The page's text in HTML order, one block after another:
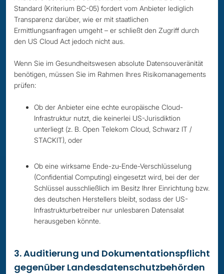
Standard (Kriterium BC-05) fordert vom Anbieter lediglich
Transparenz darüber, wie er mit staatlichen
Ermittlungsanfragen umgeht – er schließt den Zugriff durch
den US Cloud Act jedoch nicht aus.
Wenn Sie im Gesundheitswesen absolute Datensouveränität
benötigen, müssen Sie im Rahmen Ihres Risikomanagements
prüfen:
Ob der Anbieter eine echte europäische Cloud-
Infrastruktur nutzt, die keinerlei US-Jurisdiktion
unterliegt (z. B. Open Telekom Cloud, Schwarz IT /
STACKIT), oder
Ob eine wirksame Ende-zu-Ende-Verschlüsselung
(Confidential Computing) eingesetzt wird, bei der der
Schlüssel ausschließlich im Besitz Ihrer Einrichtung bzw.
des deutschen Herstellers bleibt, sodass der US-
Infrastrukturbetreiber nur unlesbaren Datensalat
herausgeben könnte.
3. Auditierung und Dokumentationspflicht
gegenüber Landesdatenschutzbehörden